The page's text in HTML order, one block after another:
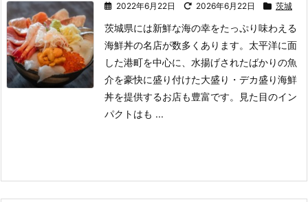
2022年6月22日 2026年6月22日 茨城
茨城県には新鮮な海の幸をたっぷり味わえる
海鮮丼の名店が数多くあります。 太平洋に面
した港町を中心に、水揚げされたばかりの魚
介を豪快に盛り付けた大盛り・デカ盛り海鮮
丼を提供するお店も豊富です。
見た目のイン
パクトはも ...